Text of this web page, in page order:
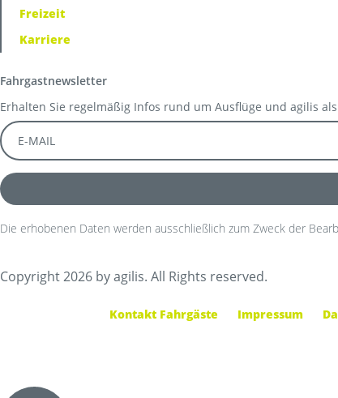
Freizeit
Karriere
Fahrgastnewsletter
Erhalten Sie regelmäßig Infos rund um Ausflüge und agilis
Die erhobenen Daten werden ausschließlich zum Zweck der
Copyright 2026 by agilis. All Rights reserved.
Kontakt Fahrgäste Impressum